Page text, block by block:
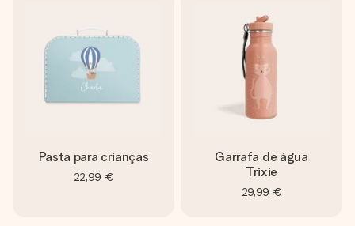
Pasta para crianças
22,99 €
Garrafa de água
Trixie
29,99 €